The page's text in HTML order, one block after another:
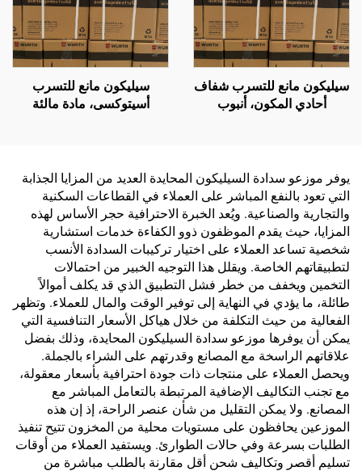
سيليكون مانع للتسرب شفاف
أحادي المكون، أنبوب
سيليكون مانع للتسرب
أسيتوكسى، مادة مالئة
حسب الطلب (OEM)
يوفر موزعو سدادة السيليكون المحايدة العديد من المزايا الجذابة
التي تعود بالنفع المباشر على العملاء في القطاعات السكنية
والتجارية والصناعية. ويُعد الخبرة الاحترافية حجر الأساس لهذه
المزايا، حيث يقدم الموظفون ذوو الكفاءة خدمات استشارية
شخصية تساعد العملاء على اختيار تركيبات السدادة الأنسب
لتطبيقاتهم الخاصة. ويقلل هذا التوجيه الخبير من احتمالات
التخمين ويخفف من خطر فشل التطبيق الذي قد يكلف أموالاً
طائلة، ما يؤدي في النهاية إلى توفير الوقت والمال للعملاء. وتظهر
الفعالية من حيث التكلفة من خلال هياكل الأسعار التنافسية التي
يمكن أن يوفرها موزعو سدادة السيليكون المحايدة، وذلك بفضل
علاقاتهم الراسخة مع المصانع وقدرتهم على الشراء بالجملة.
ويحصل العملاء على منتجات ذات جودة احترافية بأسعار معقولة،
مع تجنب التكاليف الإضافية المرتبطة بالتعامل المباشر مع
المصانع. ولا يمكن التقليل من شأن عنصر الراحة، إذ إن هذه
الموزعين يحافظون على مستويات محلية من المخزون تتيح تنفيذ
الطلبات بسرعة وفي حالات الطوارئ. ويستفيد العملاء من أوقات
تسليم أقصر وتكاليف شحن أقل مقارنة بالطلب مباشرة من